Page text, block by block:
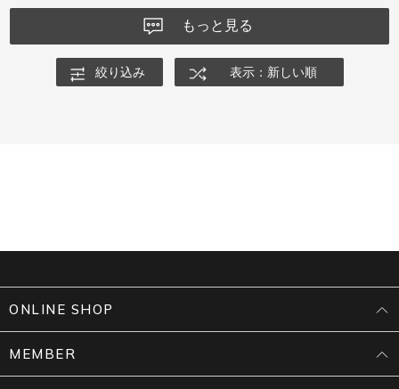
もっと見る
絞り込み 表示：新しい順
ONLINE SHOP
MEMBER